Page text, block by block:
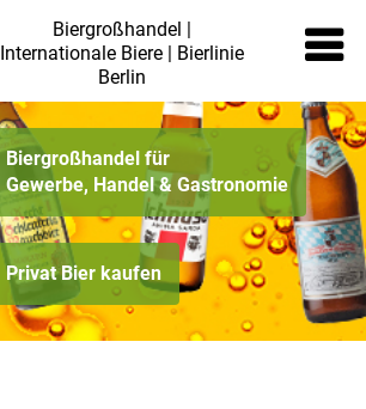
Biergroßhandel für
Gewerbe, Handel & Gastronomie
Privat Bier kaufen
Biergroßhandel |
Internationale Biere | Bierlinie
Berlin